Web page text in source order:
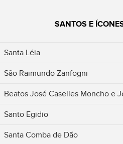
SANTOS E
Santa Léia
São Raimundo Zanfogni
Beatos José Caselles Moncho e
Santo Egidio
Santa Comba de Dão